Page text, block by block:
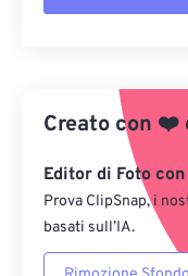
Applica da
Salva come
Creato con ❤️
Editor di Foto
Prova ClipSnap, i
basati sull’IA.